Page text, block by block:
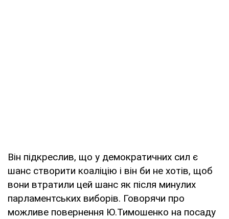
Він підкреслив, що у демократичних сил є
шанс створити коаліцію і він би не хотів, щоб
вони втратили цей шанс як після минулих
парламентських виборів. Говорячи про
можливе повернення Ю.Тимошенко на посаду